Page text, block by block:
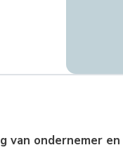
van ondernemer